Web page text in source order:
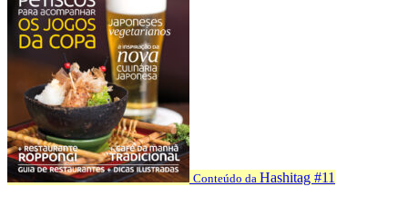
Conteúdo da Hashitag #11